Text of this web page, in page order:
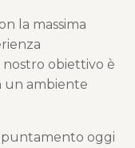
la massima
obiettivo è
un ambiente
oggi